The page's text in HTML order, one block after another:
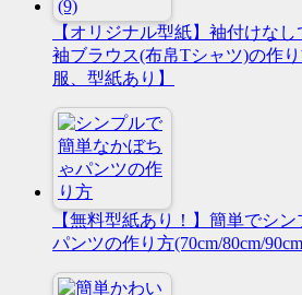
【オリジナル型紙】袖付けな
袖ブラウス(布帛Tシャツ)の作
服、型紙あり】
【無料型紙あり！】簡単でシ
パンツの作り方(70cm/80cm/